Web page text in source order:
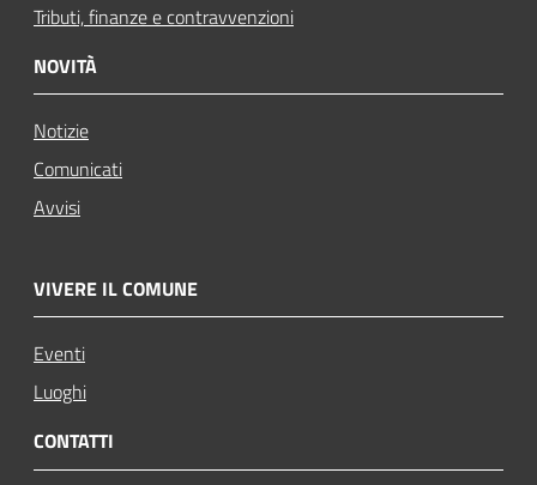
Tributi, finanze e contravvenzioni
NOVITÀ
Notizie
Comunicati
Avvisi
VIVERE IL COMUNE
Eventi
Luoghi
CONTATTI